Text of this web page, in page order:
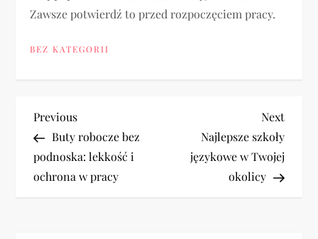
Zawsze potwierdź to przed rozpoczęciem pracy.
BEZ KATEGORII
N
a
w
Previous
Post
Previous
Buty robocze bez
podnoska: lekkość i
ochrona w pracy
Next
Post
Next
Najlepsze szkoły
językowe w Twojej
okolicy